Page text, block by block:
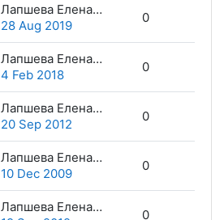
Лапшева Елена Евгеньевна
28 Aug 2019
0
Лапшева Елена Евгеньевна
4 Feb 2018
0
Лапшева Елена Евгеньевна
20 Sep 2012
0
Лапшева Елена Евгеньевна
10 Dec 2009
0
Лапшева Елена Евгеньевна
0